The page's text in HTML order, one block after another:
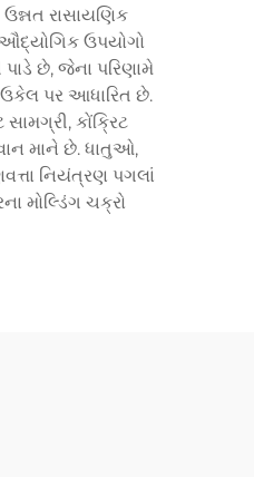
રાસાયણિક
ઔદ્યોગિક ઉપયોગો
છે, જેના પરિણામે
ઉકેલ પર આધારિત છે.
કોંક્રિટ
માને છે. ધાતુઓ,
નિયંત્રણ પગલાં
મોલ્ડિંગ ચક્રો